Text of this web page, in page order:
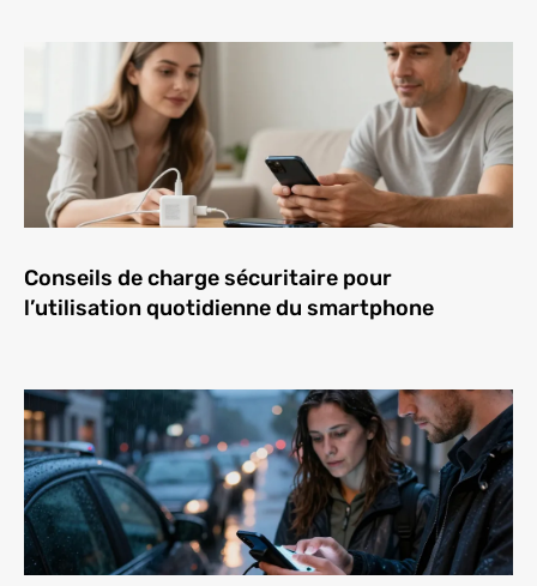
Conseils de charge sécuritaire pour
l’utilisation quotidienne du smartphone